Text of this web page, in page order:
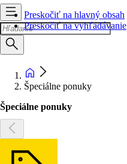
Preskočiť na hlavný obsah
Preskočiť na vyhľadávanie
Špeciálne ponuky
Špeciálne ponuky